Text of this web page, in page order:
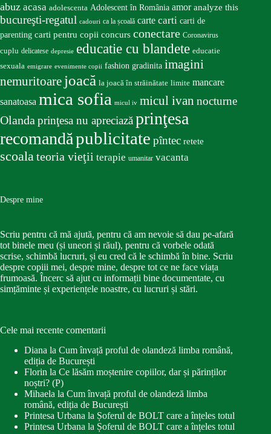
abuz acasa adolescenta Adolescent în România amor analyze this
bucureşti-regatul cadouri ca la școală carte carti carti de
parenting carti pentru copii concurs conectare Coronavirus
cuplu delicatese depresie educatie cu blandete educatie
sexuala emigrare evenimente copii fashion gradinita imagini
nemuritoare joacă la joacă în străinătate limite mancare
sanatoasa mica sofia micul iv micul ivan nocturne
Olandaprinţesa nu apreciazăprinţesa
recomandăpublicitate pîntec retete
scoalateoria vieţii terapie umanitar vacanta
Despre mine
Scriu pentru că mă ajută, pentru că am nevoie să dau pe-afară
tot binele meu (și uneori și răul), pentru că vorbele odată
scrise, schimbă lucruri, și eu cred că le schimbă în bine. Scriu
despre copiii mei, despre mine, despre tot ce ne face viața
frumoasă. Încerc să ajut cu informații bine documentate, cu
simțăminte și experiențele noastre, cu lucruri și stări.
Cele mai recente comentarii
Diana la Cum învață proful de olandeză limba română,
ediția de București
Florin la Ce lăsăm moștenire copiilor, dar și părinților
noștri? (P)
Mihaela la Cum învață proful de olandeză limba
română, ediția de București
Printesa Urbana la Șoferul de BOLT care a înțeles totul
Printesa Urbana la Șoferul de BOLT care a înțeles totul